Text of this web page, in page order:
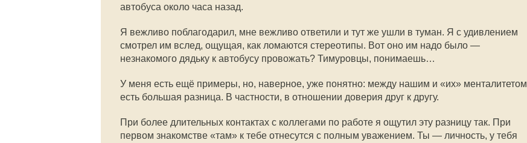
автобуса около часа назад.
Я вежливо поблагодарил, мне вежливо ответили и тут же ушли в туман. Я с удивлением
смотрел им вслед, ощущая, как ломаются стереотипы. Вот оно им надо было —
незнакомого дядьку к автобусу провожать? Тимуровцы, понимаешь…
У меня есть ещё примеры, но, наверное, уже понятно: между нашим и «их» менталитетом
есть большая разница. В частности, в отношении доверия друг к другу.
При более длительных контактах с коллегами по работе я ощутил эту разницу так. При
первом знакомстве «там» к тебе отнесутся с полным уважением. Ты — личность, у тебя